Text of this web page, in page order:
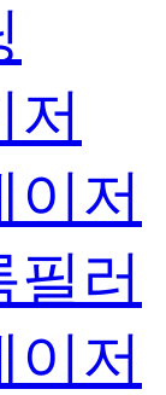
저
이저
필러
이저